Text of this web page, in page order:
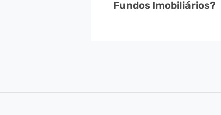
Fundos Imobiliários?